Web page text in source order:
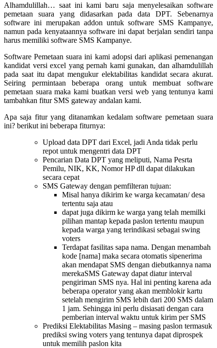
Alhamdulillah… saat ini kami baru saja menyelesaikan software
pemetaan suara yang didasarkan pada data DPT. Sebenarnya
software ini merupakan addon untuk software SMS Kampanye,
namun pada kenyataannya software ini dapat berjalan sendiri tanpa
harus memiliki software SMS Kampanye.
Software Pemetaan suara ini kami adopsi dari aplikasi pemenangan
kandidat versi excel yang pernah kami gunakan, dan alhamdulillah
pada saat itu dapat mengukur elektabilitas kandidat secara akurat.
Seiring permintaan beberapa orang untuk membuat software
pemetaan suara maka kami buatkan versi web yang tentunya kami
tambahkan fitur SMS gateway andalan kami.
Apa saja fitur yang ditanamkan kedalam software pemetaan suara
ini? berikut ini beberapa fiturnya:
Upload data DPT dari Excel, jadi Anda tidak perlu
repot untuk mengentri data DPT
Pencarian Data DPT yang meliputi, Nama Pesrta
Pemilu, NIK, KK, Nomor HP dll dapat dilakukan
secara cepat
SMS Gateway dengan pemfilteran tujuan:
Misal hanya dikirim ke warga kecamatan/ desa
tertentu saja atau
dapat juga dikirm ke warga yang telah memilki
pilihan mantap kepada paslon tertentu maupun
kepada warga yang terindikasi sebagai swing
voters
Terdapat fasilitas sapa nama. Dengan menambah
kode [nama] maka secara otomatis sipenerima
akan mendapat SMS dengan diebutkannya nama
merekaSMS Gateway dapat diatur interval
pengiriman SMS nya. Hal ini penting karena ada
beberapa operator yang akan memblokir kartu
setelah mengirim SMS lebih dari 200 SMS dalam
1 jam. Sehingga ini perlu disiasati dengan cara
pemberian interval waktu untuk kirim per SMS
Prediksi Elektabilitas Masing – masing paslon termasuk
prediksi swing voters yang tentunya dapat diprospek
untuk memilih paslon kita